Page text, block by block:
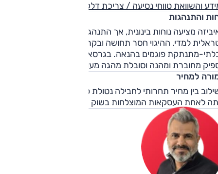
והשוואת טווחי נסיעה / צריכת דלק
והתנהגות
מציעה נוחות בינונית, אך התנהגות כביש טובה עם
למדי. ההיגוי חסר תחושה ובקרת היציבות
מתנתקת פוגמים בהנאה. בגרסאות הספורטיביות היא לא
מחוברת ומהנה וסובלת מהגה מעורפל.
למחיר
בין מחיר תחרותי לחבילה נטולת פגמים משמעותיים הופך
לאחת העסקאות המוצלחות בשוק הרכב הישראלי.